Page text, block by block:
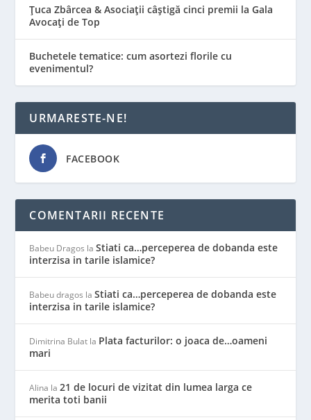
Țuca Zbârcea & Asociații câștigă cinci premii la Gala
Avocați de Top
Buchetele tematice: cum asortezi florile cu
evenimentul?
URMARESTE-NE!
FACEBOOK
COMENTARII RECENTE
Babeu Dragos laStiati ca…perceperea de dobanda este
interzisa in tarile islamice?
Babeu dragos laStiati ca…perceperea de dobanda este
interzisa in tarile islamice?
Dimitrina Bulat la Plata facturilor: o joaca de…oameni
mari
Alina la21 de locuri de vizitat din lumea larga ce
merita toti banii